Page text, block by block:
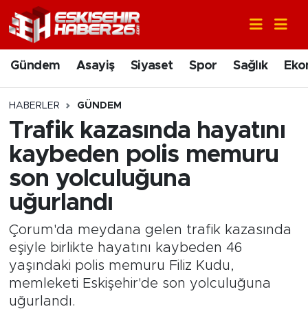
Gündem Asayiş Siyaset Spor Sağlık
HABERLER GÜNDEM
Trafik kazasında hayatını
kaybeden polis memuru
son yolculuğuna
uğurlandı
Çorum'da meydana gelen trafik kazasında
eşiyle birlikte hayatını kaybeden 46
yaşındaki polis memuru Filiz Kudu,
memleketi Eskişehir'de son yolculuğuna
uğurlandı.
Gündem
Asayiş
Siyaset
Spor
Sağlık
Ekonomi
Eğitim
Sanat
Nöbetçi Eczaneler
Hava Durumu
Trafik Durumu
Süper Lig Puan Durumu ve Fikstür
Tüm Manşetler
Son Dakika Haberleri
Haber Arşivi